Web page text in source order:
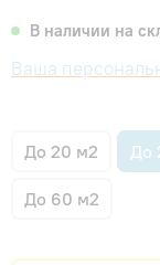
В наличии на
Ваша
До 20 м2 До
До 60 м2